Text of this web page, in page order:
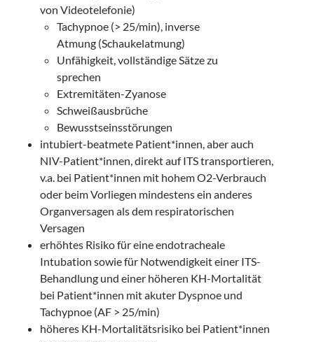
von Videotelefonie)
Tachypnoe (> 25/min), inverse
Atmung (Schaukelatmung)
Unfähigkeit, vollständige Sätze zu
sprechen
Extremitäten-Zyanose
Schweißausbrüche
Bewusstseinsstörungen
intubiert-beatmete Patient*innen, aber auch
NIV-Patient*innen, direkt auf ITS transportieren,
v.a. bei Patient*innen mit hohem O2-Verbrauch
oder beim Vorliegen mindestens ein anderes
Organversagen als dem respiratorischen
Versagen
erhöhtes Risiko für eine endotracheale
Intubation sowie für Notwendigkeit einer ITS-
Behandlung und einer höheren KH-Mortalität
bei Patient*innen mit akuter Dyspnoe und
Tachypnoe (AF > 25/min)
höheres KH-Mortalitätsrisiko bei Patient*innen